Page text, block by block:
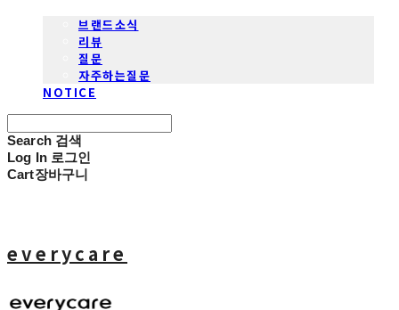
브랜드소식
리뷰
질문
자주하는질문
NOTICE
Search 검색
Log In 로그인
Cart장바구니
everycare